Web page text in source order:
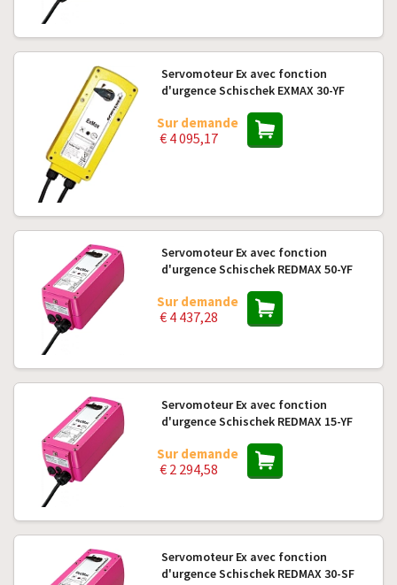
Servomoteur Ex avec fonction
d'urgence Schischek EXMAX 30-YF
Sur demande
€ 4 095,17
Servomoteur Ex avec fonction
d'urgence Schischek REDMAX 50-YF
Sur demande
€ 4 437,28
Servomoteur Ex avec fonction
d'urgence Schischek REDMAX 15-YF
Sur demande
€ 2 294,58
Servomoteur Ex avec fonction
d'urgence Schischek REDMAX 30-SF